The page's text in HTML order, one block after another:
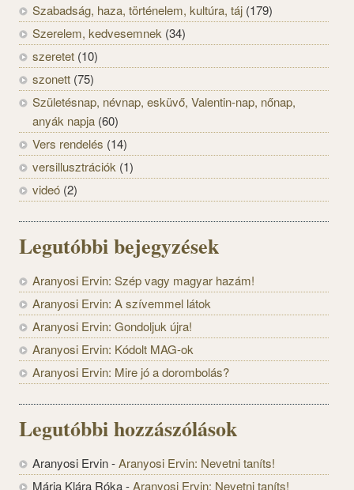
Szabadság, haza, történelem, kultúra, táj (179)
Szerelem, kedvesemnek (34)
szeretet (10)
szonett (75)
Születésnap, névnap, esküvő, Valentin-nap, nőnap,
anyák napja (60)
Vers rendelés (14)
versillusztrációk (1)
videó (2)
Legutóbbi bejegyzések
Aranyosi Ervin: Szép vagy magyar hazám!
Aranyosi Ervin: A szívemmel látok
Aranyosi Ervin: Gondoljuk újra!
Aranyosi Ervin: Kódolt MAG-ok
Aranyosi Ervin: Mire jó a dorombolás?
Legutóbbi hozzászólások
Aranyosi Ervin-Aranyosi Ervin: Nevetni taníts!
Mária Klára Róka-Aranyosi Ervin: Nevetni taníts!